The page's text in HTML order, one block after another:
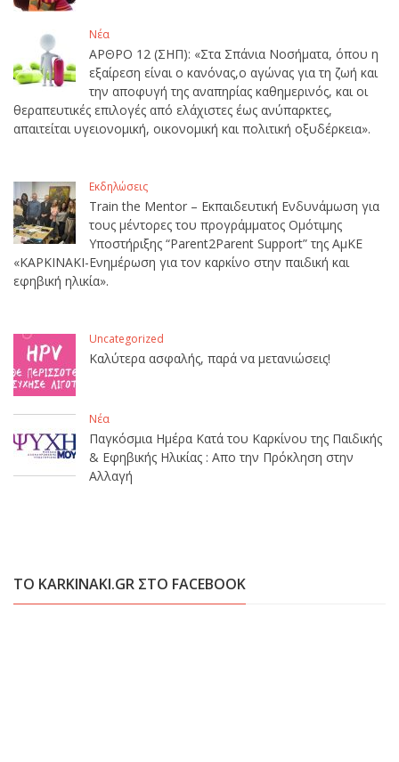
Νέα
ΑΡΘΡΟ 12 (ΣΗΠ): «Στα Σπάνια Νοσήματα, όπου η
εξαίρεση είναι ο κανόνας,ο αγώνας για τη ζωή και
την αποφυγή της αναπηρίας καθημερινός, και οι
θεραπευτικές επιλογές από ελάχιστες έως ανύπαρκτες,
απαιτείται υγειονομική, οικονομική και πολιτική οξυδέρκεια».
Εκδηλώσεις
Train the Mentor – Εκπαιδευτική Ενδυνάμωση για
τους μέντορες του προγράμματος Ομότιμης
Υποστήριξης “Parent2Parent Support” της ΑμΚΕ
«ΚΑΡΚΙΝΑΚΙ-Ενημέρωση για τον καρκίνο στην παιδική και
εφηβική ηλικία».
Uncategorized
Καλύτερα ασφαλής, παρά να μετανιώσεις!
Νέα
Παγκόσμια Ημέρα Κατά του Καρκίνου της Παιδικής
& Εφηβικής Ηλικίας : Απο την Πρόκληση στην
Αλλαγή
ΤΟ KARKINAKI.GR ΣΤΟ FACEBOOK